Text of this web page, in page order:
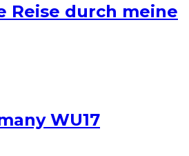
Reise durch meine
WU17